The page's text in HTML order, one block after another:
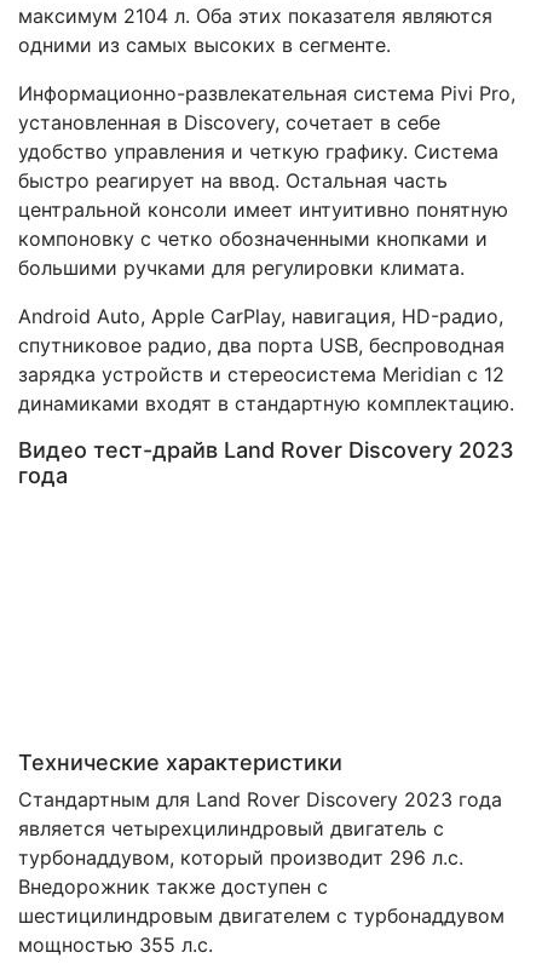
максимум 2104 л. Оба этих показателя являются
одними из самых высоких в сегменте.
Информационно-развлекательная система Pivi Pro,
установленная в Discovery, сочетает в себе
удобство управления и четкую графику. Система
быстро реагирует на ввод. Остальная часть
центральной консоли имеет интуитивно понятную
компоновку с четко обозначенными кнопками и
большими ручками для регулировки климата.
Android Auto, Apple CarPlay, навигация, HD-радио,
спутниковое радио, два порта USB, беспроводная
зарядка устройств и стереосистема Meridian с 12
динамиками входят в стандартную комплектацию.
Видео тест-драйв Land Rover Discovery 2023
года
Технические характеристики
Стандартным для Land Rover Discovery 2023 года
является четырехцилиндровый двигатель с
турбонаддувом, который производит 296 л.с.
Внедорожник также доступен с
шестицилиндровым двигателем с турбонаддувом
мощностью 355 л.с.